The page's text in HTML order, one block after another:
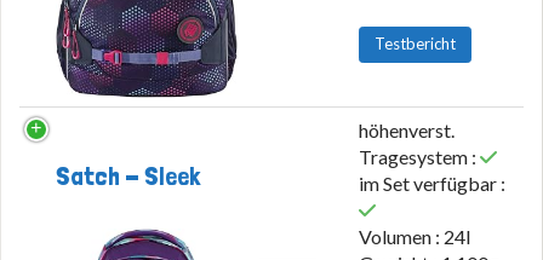
Testbericht
Satch - Sleek
höhenverst.
Tragesystem :
im Set verfügbar :
Volumen : 24l